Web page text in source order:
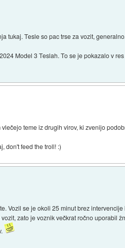
tukaj. Tesle so pac trse za vozit,
Model 3 Teslah. To se je pokazalo v
teme iz drugih virov, ki zvenijo
don't feed the troll! :)
Vozil se je okoli 25 minut brez
zato je voznik večkrat ročno uporabil